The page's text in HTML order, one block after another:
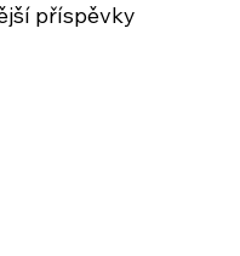
příspěvky